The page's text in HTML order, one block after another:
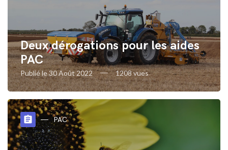
Deux dérogations pour les aides
PAC
Publié le 30 Août 2022 1208 vues
assignment PAC